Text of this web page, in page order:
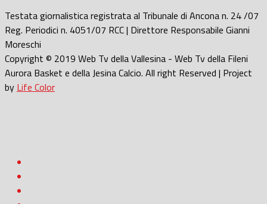
Testata giornalistica registrata al Tribunale di Ancona n. 24 /07
Reg. Periodici n. 4051/07 RCC | Direttore Responsabile Gianni
Moreschi
Copyright © 2019 Web Tv della Vallesina - Web Tv della Fileni
Aurora Basket e della Jesina Calcio. All right Reserved | Project
by Life Color